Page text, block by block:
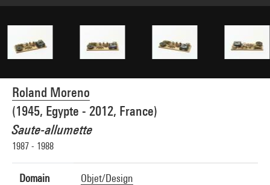
Roland Moreno
(1945, Egypte - 2012, France)
Saute-allumette
1987 - 1988
Domain Objet/Design
© Succession Roland Moreno
Image presentation :
GrandPalaisRmnPhoto